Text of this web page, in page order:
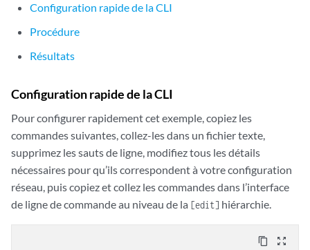
Configuration rapide de la CLI
Procédure
Résultats
Configuration rapide de la CLI
Pour configurer rapidement cet exemple, copiez les
commandes suivantes, collez-les dans un fichier texte,
supprimez les sauts de ligne, modifiez tous les détails
nécessaires pour qu’ils correspondent à votre configuration
réseau, puis copiez et collez les commandes dans l’interface
de ligne de commande au niveau de la [edit] hiérarchie.
content_copy zoom_out_map